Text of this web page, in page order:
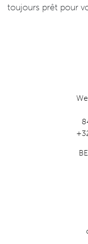
toujours prêt pour